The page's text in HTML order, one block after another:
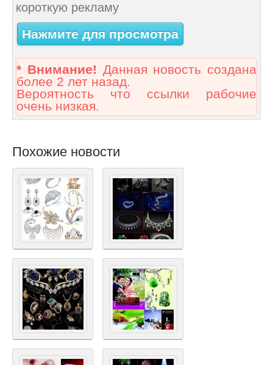
короткую рекламу
Нажмите для просмотра
* Внимание! Данная новость создана
более 2 лет назад.
Вероятность что ссылки рабочие
очень низкая.
Похожие новости